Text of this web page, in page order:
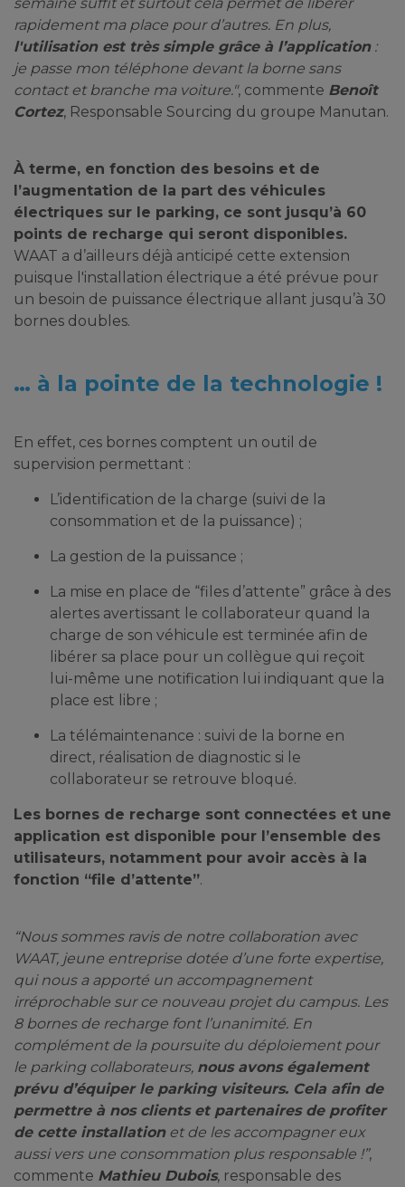
rapidement ma place pour d’autres. En plus,
l'utilisation est très simple grâce à l’application:
je passe mon téléphone devant la borne sans
contact et branche ma voiture.", commente Benoît
Cortez, Responsable Sourcing du groupe Manutan.
À terme, en fonction des besoins et de
l’augmentation de la part des véhicules
électriques sur le parking, ce sont jusqu’à 60
points de recharge qui seront disponibles.
WAAT a d’ailleurs déjà anticipé cette extension
puisque l'installation électrique a été prévue pour
un besoin de puissance électrique allant jusqu’à 30
bornes doubles.
… à la pointe de la technologie !
En effet, ces bornes comptent un outil de
supervision permettant :
L’identification de la charge (suivi de la
consommation et de la puissance) ;
La gestion de la puissance ;
La mise en place de “files d’attente” grâce à des
alertes avertissant le collaborateur quand la
charge de son véhicule est terminée afin de
libérer sa place pour un collègue qui reçoit
lui-même une notification lui indiquant que la
place est libre ;
La télémaintenance : suivi de la borne en
direct, réalisation de diagnostic si le
collaborateur se retrouve bloqué.
Les bornes de recharge sont connectées et une
application est disponible pour l’ensemble des
utilisateurs, notamment pour avoir accès à la
fonction “file d’attente”.
“Nous sommes ravis de notre collaboration avec
WAAT, jeune entreprise dotée d’une forte expertise,
qui nous a apporté un accompagnement
irréprochable sur ce nouveau projet du campus. Les
8 bornes de recharge font l’unanimité. En
complément de la poursuite du déploiement pour
le parking collaborateurs, nous avons également
prévu d’équiper le parking visiteurs. Cela afin de
permettre à nos clients et partenaires de profiter
de cette installationet de les accompagner eux
aussi vers une consommation plus responsable !”,
commente Mathieu Dubois, responsable des